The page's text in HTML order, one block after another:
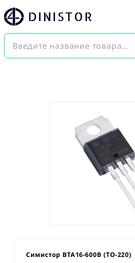
DINISTOR
Симистор BTA16-600B (TO-220)